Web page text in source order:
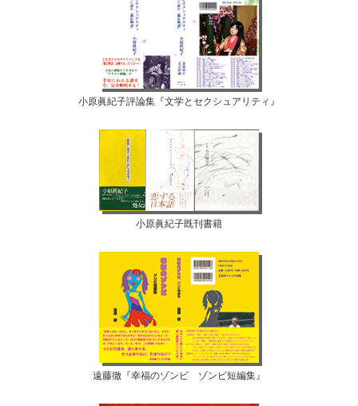
小原眞紀子評論集『文学とセクシュアリティ』
小原眞紀子既刊書籍
遠藤徹『幸福のゾンビ ゾンビ短編集』